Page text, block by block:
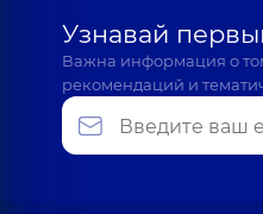
Узнавай
Важна информация о
рекомендаций и